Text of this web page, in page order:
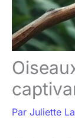
Par Juliette